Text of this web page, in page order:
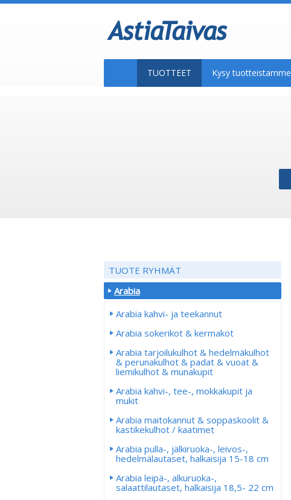
TUOTTEET Kysy tuotteistamme
TUOTE RYHMÄT
Arabia
Arabia kahvi- ja teekannut
Arabia sokerikot & kermakot
Arabia tarjoilukulhot & hedelmäkulhot
& perunakulhot & padat & vuoat &
liemikulhot & munakupit
Arabia kahvi-, tee-, mokkakupit ja
mukit
Arabia maitokannut & soppaskoolit &
kastikekulhot / kaatimet
Arabia pulla-, jälkiruoka-, leivos-,
hedelmälautaset, halkaisija 15-18 cm
Arabia leipä-, alkuruoka-,
salaattilautaset, halkaisija 18,5- 22 cm